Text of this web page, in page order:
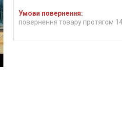
повернення товару протягом